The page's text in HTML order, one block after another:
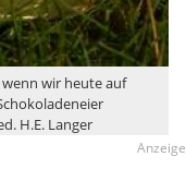
wir heute auf
H.E. Langer